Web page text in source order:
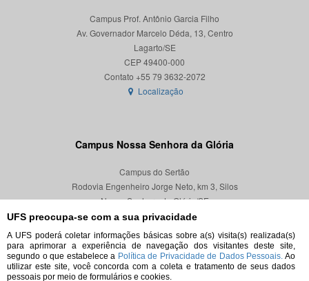
UFS preocupa-se com a sua privacidade
A UFS poderá coletar informações básicas sobre a(s) visita(s) realizada(s)
para aprimorar a experiência de navegação dos visitantes deste site,
segundo o que estabelece a Política de Privacidade de Dados Pessoais. Ao
utilizar este site, você concorda com a coleta e tratamento de seus dados
pessoais por meio de formulários e cookies.
Campus Prof. Antônio Garcia Filho
Av. Governador Marcelo Déda, 13, Centro
Lagarto/SE
CEP 49400-000
Localização
Campus Nossa Senhora da Glória
Campus do Sertão
Rodovia Engenheiro Jorge Neto, km 3, Silos
Nossa Senhora da Glória/SE
CEP 49680-000
Localização